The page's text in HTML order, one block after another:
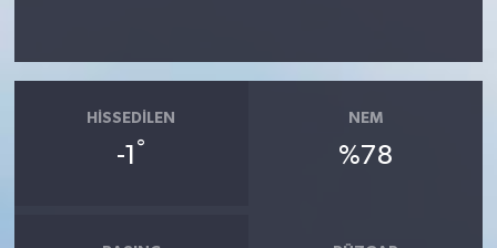
HISSEDILEN
-1 °
NEM
%78